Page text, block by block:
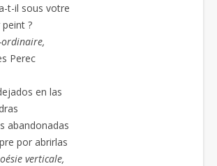
t-il sous votre
?
Perec
en las
abandonadas
por abrirlas
verticale,